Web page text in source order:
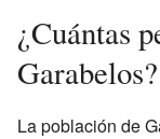
¿Cuántas
Garabelos?
La población de